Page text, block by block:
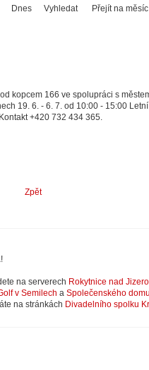
Dnes Vyhledat Přejít na měsíc
kopcem 166 ve spolupráci s
19. 6. - 6. 7. od 10:00 - 15:00
+420 732 434 365.
Zpět
na serverech Rokytnice nad
v Semilech a Společenského
na stránkách Divadelního spolku